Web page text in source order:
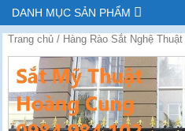
DANH MỤC SẢN PHẨM
Trang chủ / Hàng Rào Sắt Nghệ Thuật